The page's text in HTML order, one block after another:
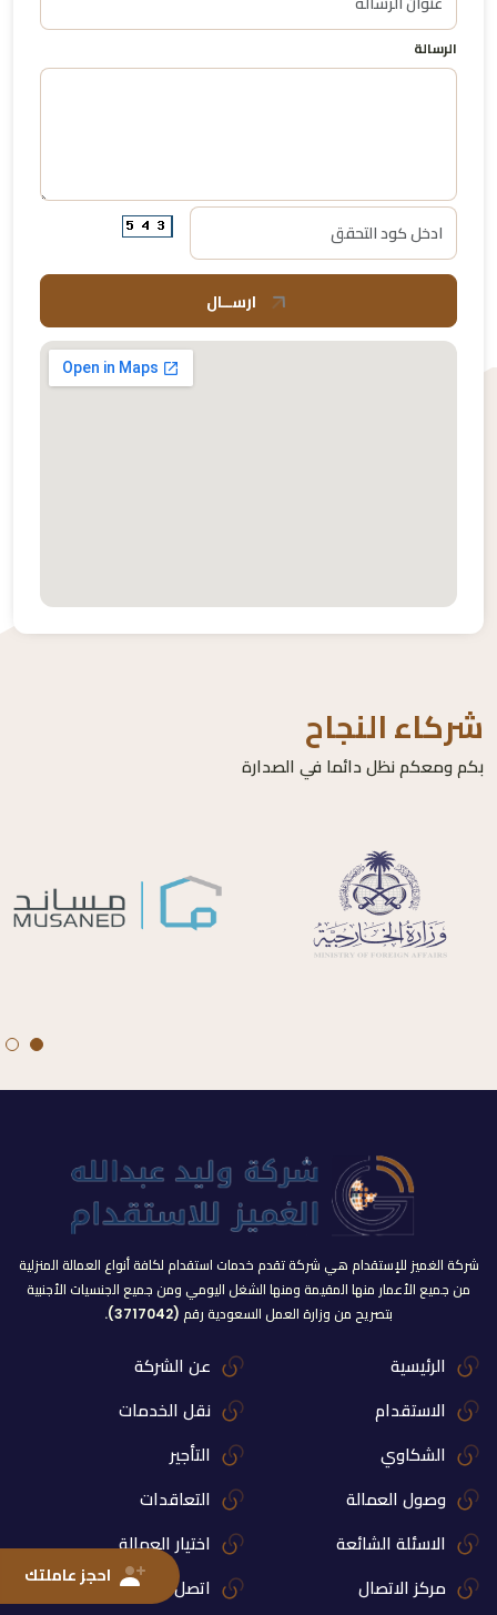
احجز عاملتك
الرسالة
ارســال
شركاء النجاح
بكم ومعكم نظل دائما في الصدارة
شركة الغميز للإستقدام هي شركة تقدم خدمات استقدام لكافة أنواع العمالة المنزلية
من جميع الأعمار منها المقيمة ومنها الشغل اليومي ومن جميع الجنسيات الأجنبية
بتصريح من وزارة العمل السعودية رقم (3717042).
الرئيسية
عن الشركة
الاستقدام
نقل الخدمات
الشكاوي
التأجير
وصول العمالة
التعاقدات
الاسئلة الشائعة
اختيار العمالة
مركز الاتصال
اتصل بنا